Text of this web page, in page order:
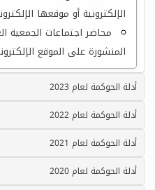
الإلكترونية أو موقعها
محاضر اجتماعات الجمعية
المنشورة على الموقع
أدلة الحوكمة لعام 2023
أدلة الحوكمة لعام 2022
أدلة الحوكمة لعام 2021
أدلة الحوكمة لعام 2020